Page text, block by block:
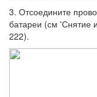
3. Отсоедините
батареи (см 'Снятие
222).